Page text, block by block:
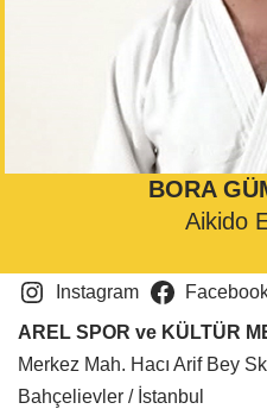
BORA
Aikido
Instagram
AREL SPOR ve KÜLTÜR
Merkez Mah. Hacı Arif Bey
Bahçelievler / İstanbul